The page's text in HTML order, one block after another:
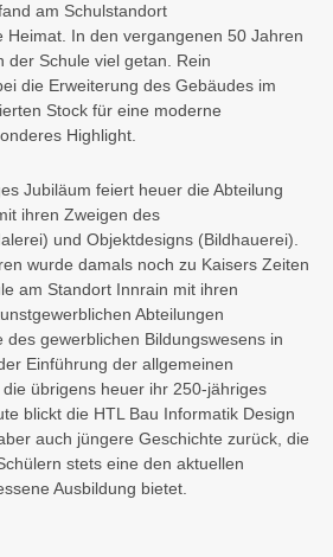
am Schulstandort
Heimat. In den vergangenen 50 Jahren
der Schule viel getan. Rein
die Erweiterung des Gebäudes im
Stock für eine moderne
Highlight.
Jubiläum feiert heuer die Abteilung
ihren Zweigen des
und Objektdesigns (Bildhauerei).
wurde damals noch zu Kaisers Zeiten
am Standort Innrain mit ihren
Abteilungen
des gewerblichen Bildungswesens in
Einführung der allgemeinen
, die übrigens heuer ihr 250-jähriges
blickt die HTL Bau Informatik Design
auch jüngere Geschichte zurück, die
stets eine den aktuellen
Ausbildung bietet.